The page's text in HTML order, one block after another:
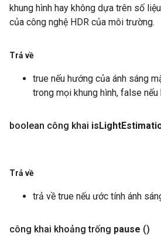
khung hình hay không dựa trên số
của công nghệ HDR của môi trường.
Trả về
true nếu hướng của ánh sáng
trong mọi khung hình, false
boolean công khai isLight
Trả về
trả về true nếu ước tính ánh
công khai khoảng trống pause ()